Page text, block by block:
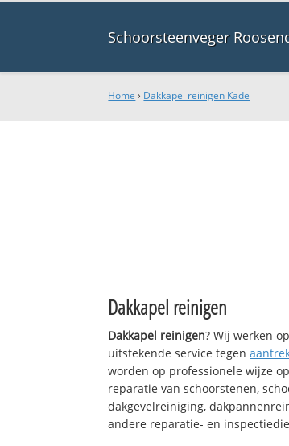
Schoorsteenveger
Home › Dakkapel reinigen Kade
Dakkapel reinigen
Dakkapel reinigen? Wij werken
uitstekende service tegen
worden op professionele wijze
reparatie van schoorstenen,
dakgevelreiniging,
andere reparatie- en